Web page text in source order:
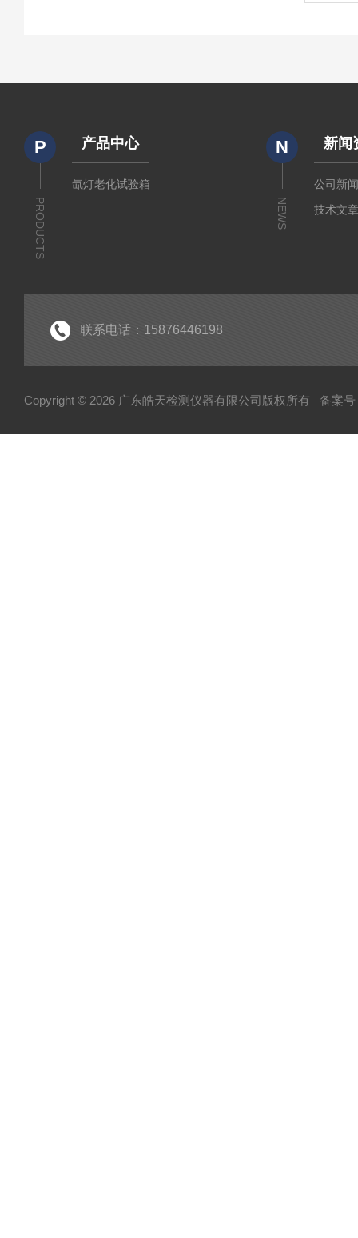
P
PRODUCTS
产品中心
氙灯老化试验箱
N
NEWS
新闻
公司新
技术文
联系电话：15876446198
Copyright © 2026 广东皓天检测仪器有限公司版权所有 备案号